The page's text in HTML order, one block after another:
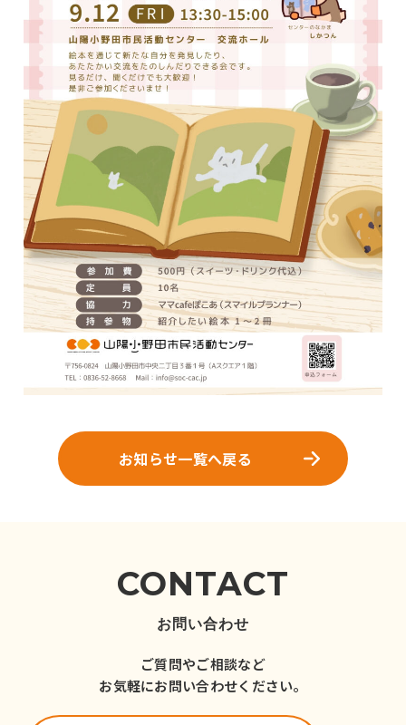
お知らせ一覧へ戻る
CONTACT
お問い合わせ
ご質問やご相談など
お気軽にお問い合わせください。